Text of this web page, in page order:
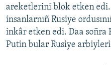
areketlerini blok etken
insanlarnıñ Rusiye
inkâr etken edi. Daa
Putin bular Rusiye arbiyleri